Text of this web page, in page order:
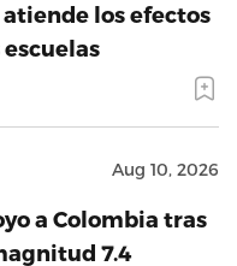
atiende los efectos
Aug 10, 2026
a Colombia tras
7.4